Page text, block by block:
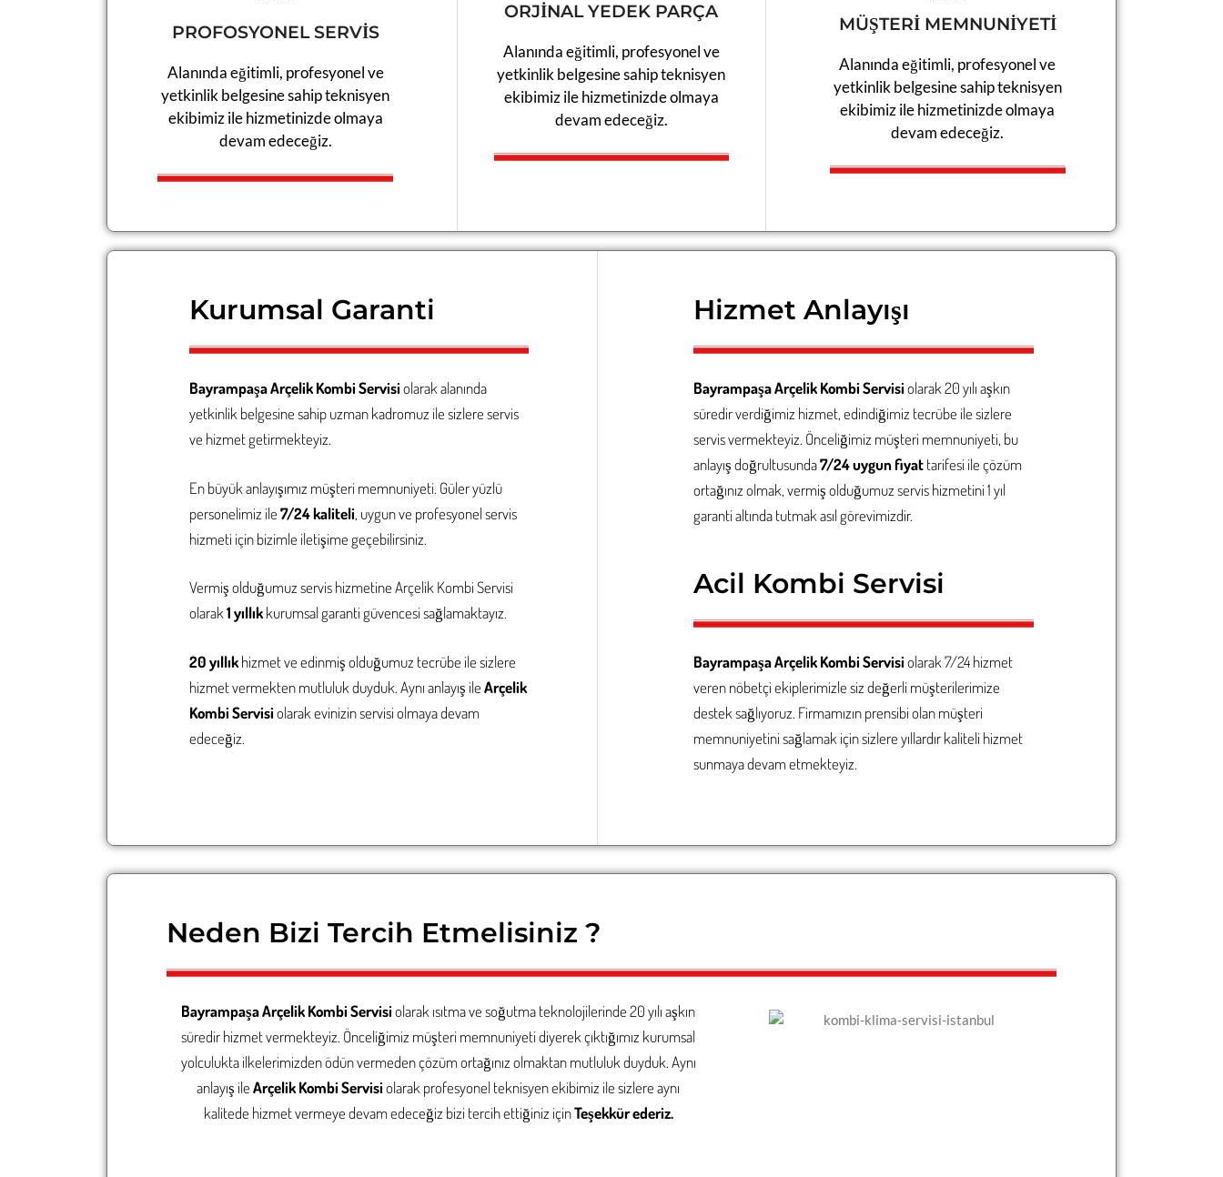
PROFOSYONEL SERVİS
Alanında eğitimli, profesyonel ve
yetkinlik belgesine sahip teknisyen
ekibimiz ile hizmetinizde olmaya
devam edeceğiz.​​
ORJİNAL YEDEK PARÇA
Alanında eğitimli, profesyonel ve
yetkinlik belgesine sahip teknisyen
ekibimiz ile hizmetinizde olmaya
devam edeceğiz.​
MÜŞTERİ MEMNUNİYETİ
Alanında eğitimli, profesyonel ve
yetkinlik belgesine sahip teknisyen
ekibimiz ile hizmetinizde olmaya
devam edeceğiz.​
Kurumsal Garanti
Bayrampaşa Arçelik Kombi Servisiolarak alanında
yetkinlik belgesine sahip uzman kadromuz ile sizlere servis
ve hizmet getirmekteyiz.
En büyük anlayışımız müşteri memnuniyeti. Güler yüzlü
personelimiz ile7/24 kaliteli, uygun ve profesyonel servis
hizmeti için bizimle iletişime geçebilirsiniz.
Vermiş olduğumuz servis hizmetine ArçelikKombi Servisi
olarak1 yıllıkkurumsal garanti güvencesi sağlamaktayız.
20 yıllıkhizmet ve edinmiş olduğumuz tecrübe ile sizlere
hizmet vermekten mutluluk duyduk. Aynı anlayış ileArçelik
Kombi Servisiolarak evinizin servisi olmaya devam
edeceğiz.
Hizmet Anlayışı
Bayrampaşa Arçelik Kombi Servisiolarak 20 yılı aşkın
süredir verdiğimiz hizmet, edindiğimiz tecrübe ile sizlere
servis vermekteyiz. Önceliğimiz müşteri memnuniyeti, bu
anlayış doğrultusunda7/24 uygun fiyattarifesi ile çözüm
ortağınız olmak, vermiş olduğumuz servis hizmetini 1 yıl
garanti altında tutmak asıl görevimizdir.
Acil Kombi Servisi
Bayrampaşa Arçelik Kombi Servisiolarak 7/24 hizmet
veren nöbetçi ekiplerimizle siz değerli müşterilerimize
destek sağlıyoruz. Firmamızın prensibi olan müşteri
memnuniyetini sağlamak için sizlere yıllardır kaliteli hizmet
sunmaya devam etmekteyiz.
Neden Bizi Tercih Etmelisiniz ?
Bayrampaşa Arçelik Kombi Servisiolarak ısıtma ve soğutma teknolojilerinde 20 yılı aşkın
süredir hizmet vermekteyiz. Önceliğimiz müşteri memnuniyeti diyerek çıktığımız kurumsal
yolculukta ilkelerimizden ödün vermeden çözüm ortağınız olmaktan mutluluk duyduk. Aynı
anlayış ileArçelik Kombi Servisiolarakprofesyonelteknisyen ekibimiz ile sizlere aynı
kalitede hizmet vermeye devam edeceğiz bizi tercih ettiğiniz içinTeşekkür ederiz.